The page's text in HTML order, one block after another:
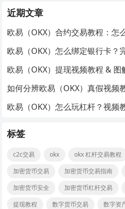
近期文章
欧易（OKX）合约交易教程：怎
欧易（OKX）怎么绑定银行卡？
欧易（OKX）提现视频教程 & 图
如何分辨欧易（OKX）真假视频
欧易（OKX）怎么玩杠杆？视频
标签
c2c交易 okx okx 杠杆交易教程
加密货币交易
加密货币交易指南
加密货币安全
加密货币杠杆交易
提现教程
数字货币交易 数字资